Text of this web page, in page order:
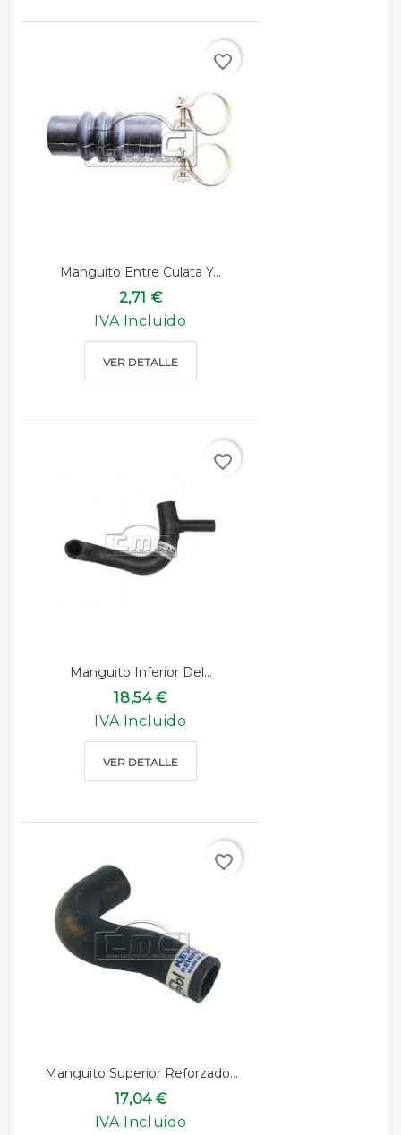
Manguito Entre Culata Y...
2,71 €
IVA Incluido
VER DETALLE
favorite_border
Manguito Inferior Del...
18,54 €
IVA Incluido
VER DETALLE
favorite_border
Manguito Superior Reforzado...
17,04 €
IVA Incluido
favorite_border